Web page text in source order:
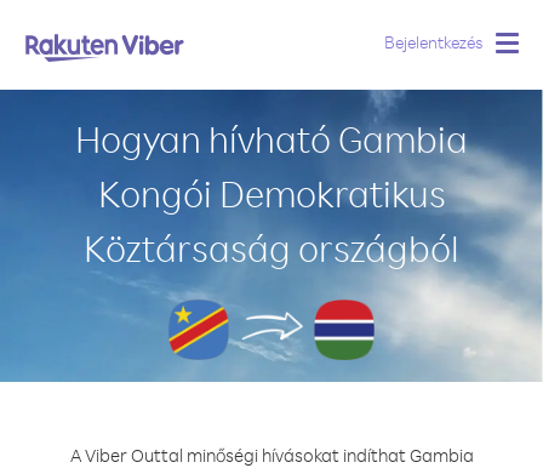
Bejelentkezés
Hogyan hívható Gambia
Kongói Demokratikus
Köztársaság országból
A Viber Outtal minőségi hívásokat indíthat Gambia